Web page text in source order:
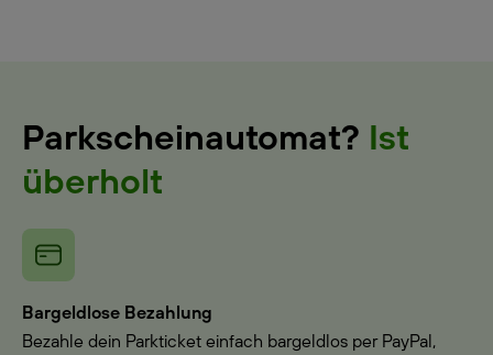
Parkscheinautomat? Ist
überholt
Bargeldlose Bezahlung
Bezahle dein Parkticket einfach bargeldlos per PayPal,